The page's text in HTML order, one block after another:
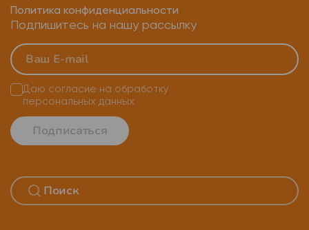
Политика конфиденциальности
Подпишитесь на нашу рассылку
Подписаться
Даю согласие на обработку
персональных данных